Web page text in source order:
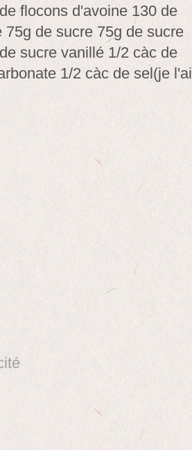
flocons d'avoine 130 de
75g de sucre 75g de sucre
sucre vanillé 1/2 càc de
1/2 càc de sel(je l'ai